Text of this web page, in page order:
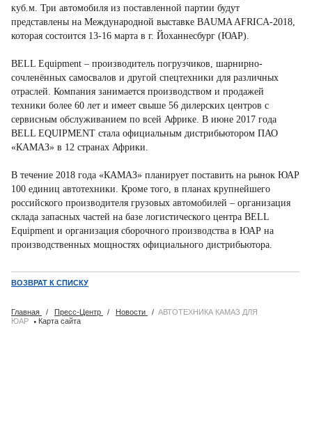
куб.м. Три автомобиля из поставленной партии будут
представлены на Международной выставке BAUMA AFRICA-2018,
которая состоится 13-16 марта в г. Йоханнесбург (ЮАР).
BELL Equipment – производитель погрузчиков, шарнирно-
сочленённых самосвалов и другой спецтехники для различных
отраслей. Компания занимается производством и продажей
техники более 60 лет и имеет свыше 56 дилерских центров с
сервисным обслуживанием по всей Африке. В июне 2017 года
BELL EQUIPMENT стала официальным дистрибьютором ПАО
«КАМАЗ» в 12 странах Африки.
В течение 2018 года «КАМАЗ» планирует поставить на рынок ЮАР
100 единиц автотехники. Кроме того, в планах крупнейшего
российского производителя грузовых автомобилей – организация
склада запасных частей на базе логистического центра BELL
Equipment и организация сборочного производства в ЮАР на
производственных мощностях официального дистрибьютора.
ВОЗВРАТ К СПИСКУ
Главная / Пресс-Центр / Новости / АВТОТЕХНИКА КАМАЗ ДЛЯ
ЮАР ·Карта сайта